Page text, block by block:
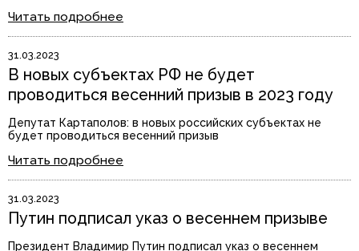
Читать подробнее
31.03.2023
В новых субъектах РФ не будет
проводиться весенний призыв в 2023 году
Депутат Картаполов: в новых российских субъектах не
будет проводиться весенний призыв
Читать подробнее
31.03.2023
Путин подписал указ о весеннем призыве
Президент Владимир Путин подписал указ о весеннем